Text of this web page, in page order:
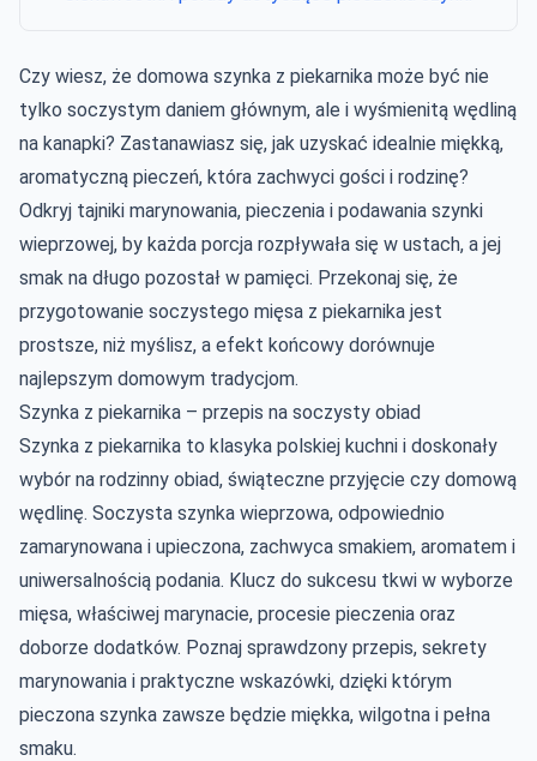
Czy wiesz, że domowa szynka z piekarnika może być nie
tylko soczystym daniem głównym, ale i wyśmienitą wędliną
na kanapki? Zastanawiasz się, jak uzyskać idealnie miękką,
aromatyczną pieczeń, która zachwyci gości i rodzinę?
Odkryj tajniki marynowania, pieczenia i podawania szynki
wieprzowej, by każda porcja rozpływała się w ustach, a jej
smak na długo pozostał w pamięci. Przekonaj się, że
przygotowanie soczystego mięsa z piekarnika jest
prostsze, niż myślisz, a efekt końcowy dorównuje
najlepszym domowym tradycjom.
Szynka z piekarnika – przepis na soczysty obiad
Szynka z piekarnika to klasyka polskiej kuchni i doskonały
wybór na rodzinny obiad, świąteczne przyjęcie czy domową
wędlinę. Soczysta szynka wieprzowa, odpowiednio
zamarynowana i upieczona, zachwyca smakiem, aromatem i
uniwersalnością podania. Klucz do sukcesu tkwi w wyborze
mięsa, właściwej marynacie, procesie pieczenia oraz
doborze dodatków. Poznaj sprawdzony przepis, sekrety
marynowania i praktyczne wskazówki, dzięki którym
pieczona szynka zawsze będzie miękka, wilgotna i pełna
smaku.